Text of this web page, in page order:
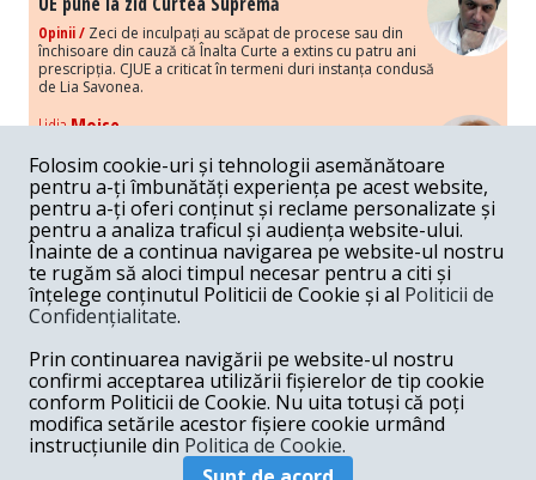
Opinii / Zeci de inculpați au scăpat de procese sau din
închisoare din cauză că Înalta Curte a extins cu patru ani
prescripția. CJUE a criticat în termeni duri instanța condusă
de Lia Savonea.
LidiaMoise
Costurile economice ale haosului politic
Opinii / Economia nu poate rezista cu retorica falsă a
susținerii intereselor poporului, care, de fapt, ascunde
obsesia menținerii privilegiilor și a averilor unor caste.
Melania Cincea
Noi puseuri de xenofobie din partea românilor
„neaoși”
Periodic, în spațiul public sunt voci care lansează
mesaje xenofobe la adresa câte unui politician care deranjează un
anumit grup politico-mediatic, într-un anumit moment.
ArmandGosu
Unirea cu Moldova: modele istorice
Unirea cu Moldova depinde de intensitatea
Folosim cookie-uri și tehnologii asemănătoare
pentru a-ți îmbunătăți experiența pe acest website,
pentru a-ți oferi conținut și reclame personalizate și
pentru a analiza traficul și audiența website-ului.
Înainte de a continua navigarea pe website-ul nostru
te rugăm să aloci timpul necesar pentru a citi și
înțelege conținutul Politicii de Cookie și al Politicii de
Confidențialitate.
Prin continuarea navigării pe website-ul nostru
confirmi acceptarea utilizării fișierelor de tip cookie
conform Politicii de Cookie. Nu uita totuși că poți
modifica setările acestor fișiere cookie urmând
instrucțiunile din Politica de Cookie.